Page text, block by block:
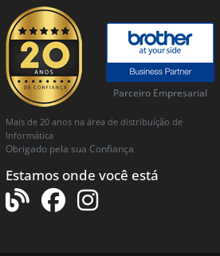
Parceiro Empresarial
Mais de 20 anos na área de distribuíção de
Informática
Obrigado pela sua Confiança
Estamos onde você está